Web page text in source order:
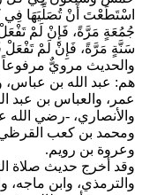
اسْتَطَعْتَ أَنْ تُصَلِّيَهَا
جُمُعَةٍ مَرَّةً، فَإِنْ لَمْ
سَنَّةٍ مَرَّةً، فَإِنْ لَمْ
والحديث مرويٌّ
هم: عبد الله بن عباس،
عمر، والعباس بن عبد
والأنصاري، -رضي
ومحمد بن كعب القرظي،
وعروة بن رويم.
وقد أخرج حديث صلاة
والترمذي، وابن